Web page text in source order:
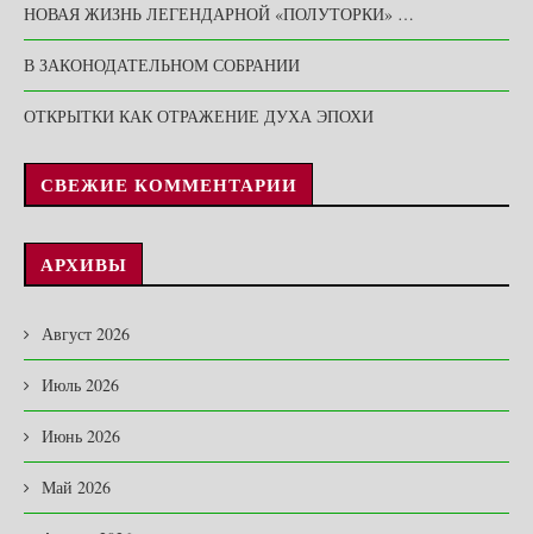
НОВАЯ ЖИЗНЬ ЛЕГЕНДАРНОЙ «ПОЛУТОРКИ» …
В ЗАКОНОДАТЕЛЬНОМ СОБРАНИИ
ОТКРЫТКИ КАК ОТРАЖЕНИЕ ДУХА ЭПОХИ
СВЕЖИЕ КОММЕНТАРИИ
АРХИВЫ
Август 2026
Июль 2026
Июнь 2026
Май 2026